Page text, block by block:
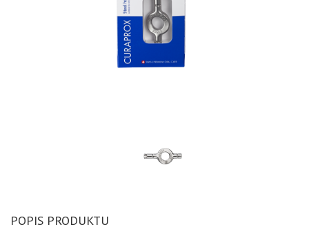
POPIS PRODUKTU